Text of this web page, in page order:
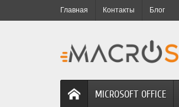
Главная Контакты Блог
MICROSOFT OFFICE